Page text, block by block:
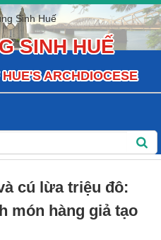
SINH HUẾ
ARCHDIOCESE
cú lừa triệu đô:
món hàng giả tạo